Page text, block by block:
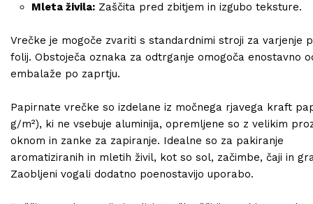
Mleta živila: Zaščita pred zbitjem in izgubo teksture.
Vrečke je mogoče zvariti s standardnimi stroji za varjenje
folij. Obstoječa oznaka za odtrganje omogoča enostavno
embalaže po zaprtju.
Papirnate vrečke so izdelane iz močnega rjavega kraft
g/m²), ki ne vsebuje aluminija, opremljene so z velikim
oknom in zanke za zapiranje. Idealne so za pakiranje
aromatiziranih in mletih živil, kot so sol, začimbe, čaji in
Zaobljeni vogali dodatno poenostavijo uporabo.